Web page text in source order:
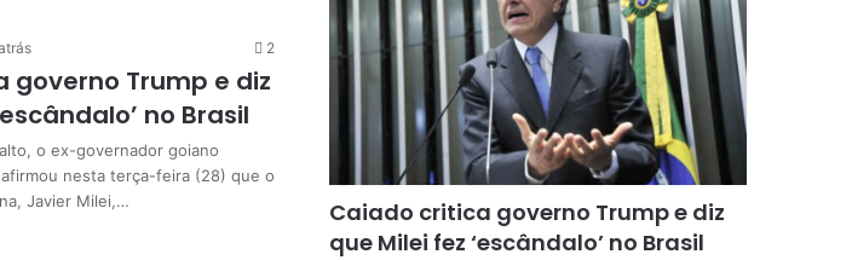
2
governo Trump e diz
no Brasil
o ex-governador goiano
afirmou nesta terça-feira (28) que o
Javier Milei,…
Caiado critica governo Trump e diz
que Milei fez ‘escândalo’ no Brasil